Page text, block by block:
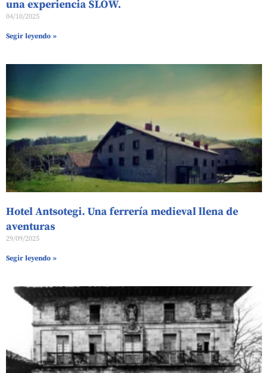
una experiencia SLOW.
04/10/2025
Segir leyendo »
Hotel Antsotegi. Una ferrería medieval llena de
aventuras
29/09/2025
Segir leyendo »